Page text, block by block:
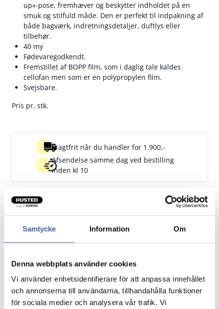
Samtycke Information Om
Denna webbplats använder cookies
Vi använder enhetsidentifierare för att anpassa innehållet
och annonserna till användarna, tillhandahålla funktioner
för sociala medier och analysera vår trafik. Vi
up«-pose, fremhæver og beskytter indholdet på en
smuk og stilfuld måde. Den er perfekt til indpakning af
både bagværk, indretningsdetaljer, duftlys eller
tilbehør.
40 my
Fødevaregodkendt.
Fremstillet af BOPP film, som i daglig tale kaldes
cellofan men som er en polypropylen film.
Svejsbare.
Pris pr. stk.
Fragtfrit når du handler for 1.900,-
Afsendelse samme dag ved bestilling
inden kl 10
Artikelnr.
452725 55 x 35 x 210
451560 60 x 40 x 150
183215 60 x 50 x 200